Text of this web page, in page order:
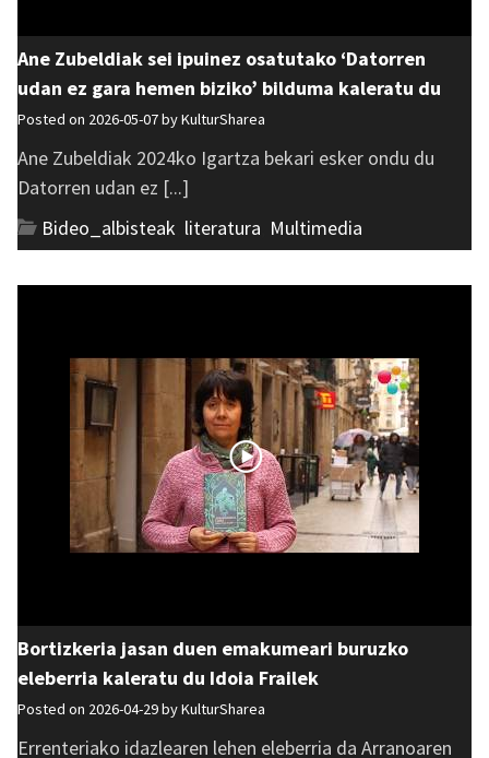
Ane Zubeldiak sei ipuinez osatutako ‘Datorren
udan ez gara hemen biziko’ bilduma kaleratu du
Posted on 2026-05-07 byKulturSharea
Ane Zubeldiak 2024ko Igartza bekari esker ondu du
Datorren udan ez [...]
Bideo_albisteak literatura Multimedia
Bortizkeria jasan duen emakumeari buruzko
eleberria kaleratu du Idoia Frailek
Posted on 2026-04-29 byKulturSharea
Errenteriako idazlearen lehen eleberria da Arranoaren